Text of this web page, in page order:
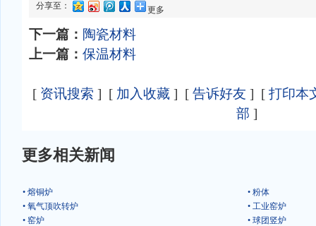
分享至： 更多
下一篇： 陶瓷材料
上一篇： 保温材料
[ 资讯搜索 ] [ 加入收藏 ] [ 告诉好友 ] [ 打印本
部 ]
更多相关新闻
• 熔铜炉
• 粉体
• 氧气顶吹转炉
• 工业窑炉
• 窑炉
• 球团竖炉